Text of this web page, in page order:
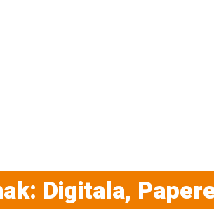
Digitala,